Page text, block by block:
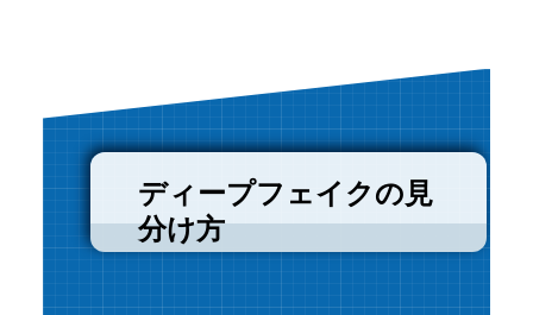
ディープフェイクの見
分け方